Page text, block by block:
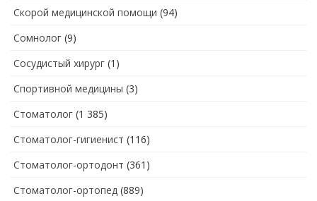
Скорой медицинской помощи (94)
Сомнолог (9)
Сосудистый хирург (1)
Спортивной медицины (3)
Стоматолог (1 385)
Стоматолог-гигиенист (116)
Стоматолог-ортодонт (361)
Стоматолог-ортопед (889)